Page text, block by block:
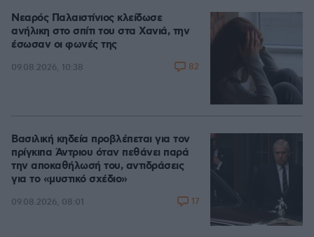
Νεαρός Παλαιστίνιος κλείδωσε
ανήλικη στο σπίτι του στα Χανιά, την
έσωσαν οι φωνές της
09.08.2026, 10:38 82
Βασιλική κηδεία προβλέπεται για τον
πρίγκιπα Άντριου όταν πεθάνει παρά
την αποκαθήλωσή του, αντιδράσεις
για το «μυστικό σχέδιο»
09.08.2026, 08:01 17